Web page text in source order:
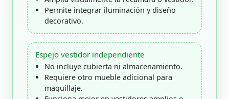
Permite integrar iluminación y diseño
decorativo.
Espejo vestidor independiente
No incluye cubierta ni almacenamiento.
Requiere otro mueble adicional para
maquillaje.